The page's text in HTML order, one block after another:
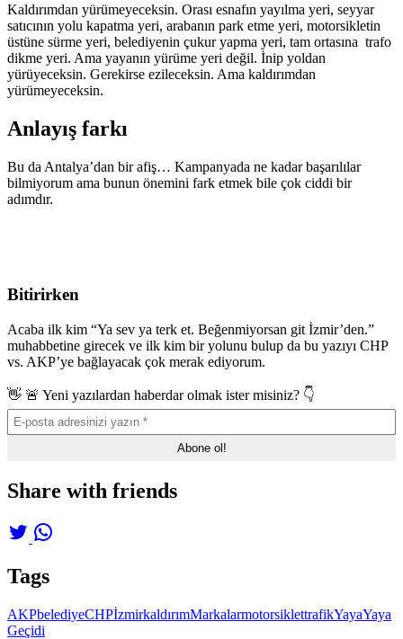
Kaldırımdan yürümeyeceksin. Orası esnafın yayılma yeri, seyyar
satıcının yolu kapatma yeri, arabanın park etme yeri, motorsikletin
üstüne sürme yeri, belediyenin çukur yapma yeri, tam ortasına trafo
dikme yeri. Ama yayanın yürüme yeri değil. İnip yoldan
yürüyeceksin. Gerekirse ezileceksin. Ama kaldırımdan
yürümeyeceksin.
Anlayış farkı
Bu da Antalya’dan bir afiş… Kampanyada ne kadar başarılılar
bilmiyorum ama bunun önemini fark etmek bile çok ciddi bir
adımdır.
Bitirirken
Acaba ilk kim “Ya sev ya terk et. Beğenmiyorsan git İzmir’den.”
muhabbetine girecek ve ilk kim bir yolunu bulup da bu yazıyı CHP
vs. AKP’ye bağlayacak çok merak ediyorum.
👋 🚨 Yeni yazılardan haberdar olmak ister misiniz? 👇
Share with friends
Tags
AKPbelediyeCHPİzmirkaldırımMarkalarmotorsiklettrafikYayaYaya
Geçidi